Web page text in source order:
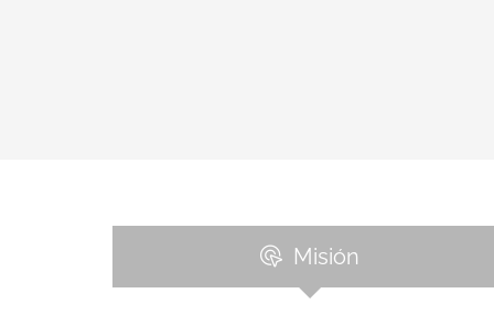
Misión